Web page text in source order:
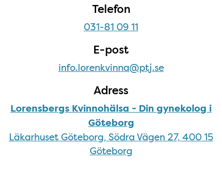
Telefon
031-81 09 11
E-post
info.lorenkvinna@ptj.se
Adress
Lorensbergs Kvinnohälsa - Din gynekolog i
Göteborg
Läkarhuset Göteborg, Södra Vägen 27, 400 15
Göteborg